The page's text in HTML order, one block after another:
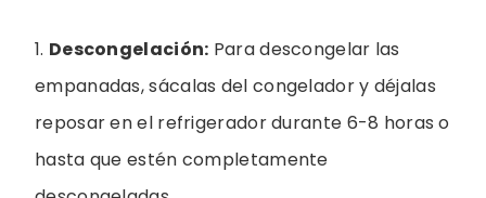
1. Descongelación: Para descongelar las
empanadas, sácalas del congelador y déjalas
reposar en el refrigerador durante 6-8 horas o
hasta que estén completamente